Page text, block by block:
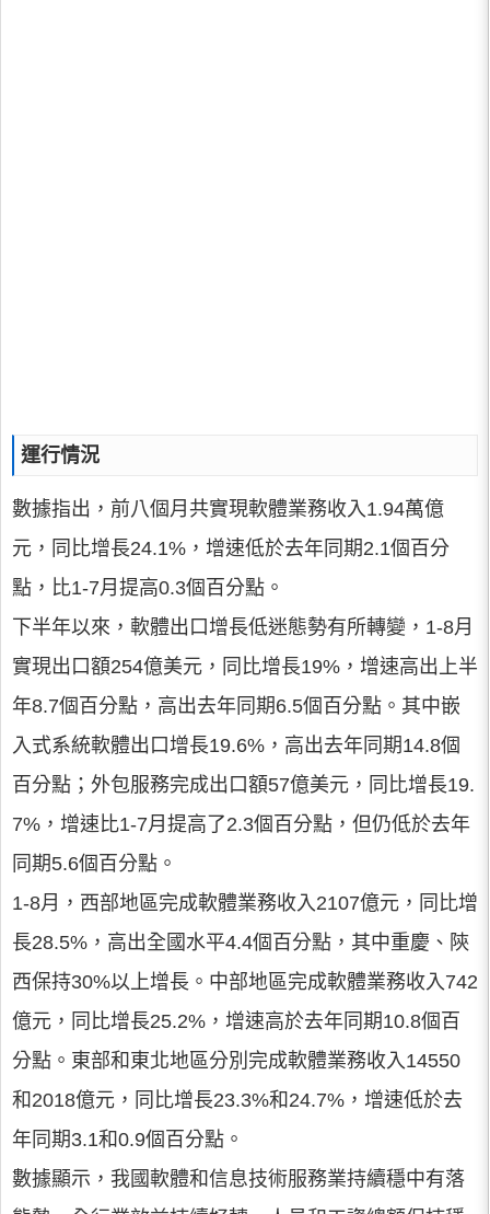
運行情況
數據指出，前八個月共實現軟體業務收入1.94萬億
元，同比增長24.1%，增速低於去年同期2.1個百分
點，比1-7月提高0.3個百分點。
下半年以來，軟體出口增長低迷態勢有所轉變，1-8月
實現出口額254億美元，同比增長19%，增速高出上半
年8.7個百分點，高出去年同期6.5個百分點。其中嵌
入式系統軟體出口增長19.6%，高出去年同期14.8個
百分點；外包服務完成出口額57億美元，同比增長19.
7%，增速比1-7月提高了2.3個百分點，但仍低於去年
同期5.6個百分點。
1-8月，西部地區完成軟體業務收入2107億元，同比增
長28.5%，高出全國水平4.4個百分點，其中重慶、陝
西保持30%以上增長。中部地區完成軟體業務收入742
億元，同比增長25.2%，增速高於去年同期10.8個百
分點。東部和東北地區分別完成軟體業務收入14550
和2018億元，同比增長23.3%和24.7%，增速低於去
年同期3.1和0.9個百分點。
數據顯示，我國軟體和信息技術服務業持續穩中有落